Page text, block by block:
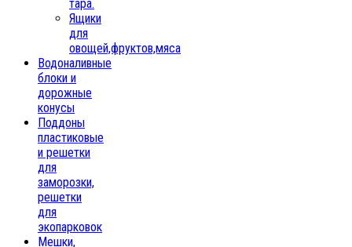
тара.
Ящики
для
овощей,фруктов,мяса
Водоналивные
блоки и
дорожные
конусы
Поддоны
пластиковые
и решетки
для
заморозки,
решетки
для
экопарковок
Мешки,